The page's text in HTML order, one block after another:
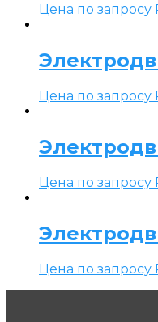
Цена по запросу
Цена по запросу
Цена по запросу
Цена по запросу